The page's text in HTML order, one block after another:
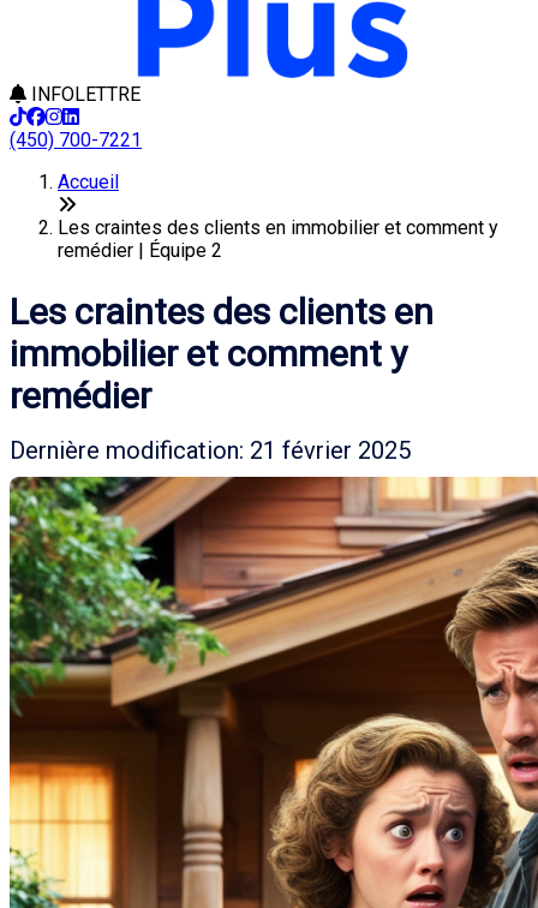
INFOLETTRE
(450) 700-7221
Accueil
Les craintes des clients en immobilier et comment y
remédier | Équipe 2
Les craintes des clients en
immobilier et comment y
remédier
Dernière modification: 21 février 2025